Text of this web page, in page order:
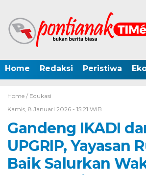
Home Redaksi Peristiwa
Home / Edukasi
Kamis, 8 Januari 2026 - 15:21 WIB
Gandeng IKADI
UPGRIP, Yayasan
Baik Salurkan